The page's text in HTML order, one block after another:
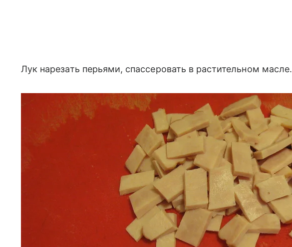
Лук нарезать перьями, спассеровать в растительном масле.